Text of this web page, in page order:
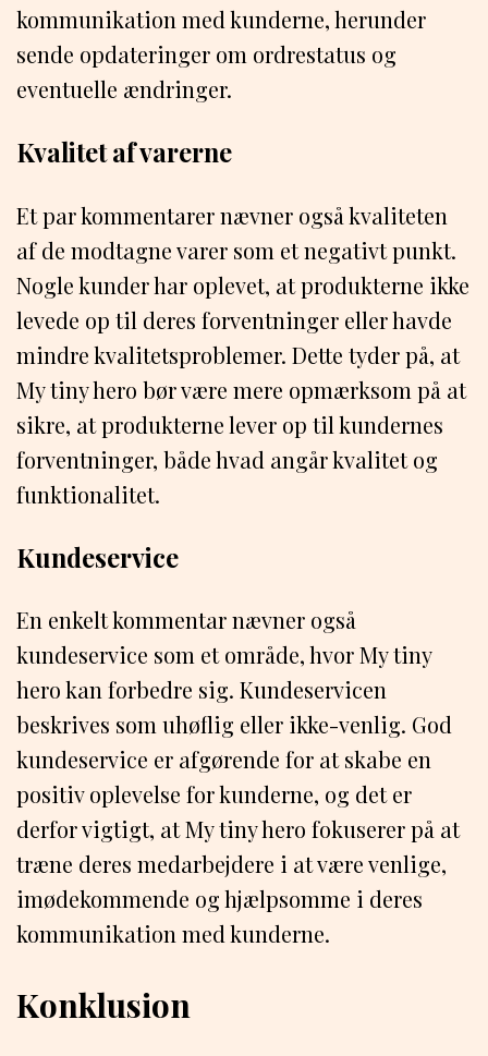
kommunikation med kunderne, herunder
sende opdateringer om ordrestatus og
eventuelle ændringer.
Kvalitet af varerne
Et par kommentarer nævner også kvaliteten
af de modtagne varer som et negativt punkt.
Nogle kunder har oplevet, at produkterne ikke
levede op til deres forventninger eller havde
mindre kvalitetsproblemer. Dette tyder på, at
My tiny hero bør være mere opmærksom på at
sikre, at produkterne lever op til kundernes
forventninger, både hvad angår kvalitet og
funktionalitet.
Kundeservice
En enkelt kommentar nævner også
kundeservice som et område, hvor My tiny
hero kan forbedre sig. Kundeservicen
beskrives som uhøflig eller ikke-venlig. God
kundeservice er afgørende for at skabe en
positiv oplevelse for kunderne, og det er
derfor vigtigt, at My tiny hero fokuserer på at
træne deres medarbejdere i at være venlige,
imødekommende og hjælpsomme i deres
kommunikation med kunderne.
Konklusion